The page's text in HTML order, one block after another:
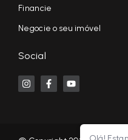
Financie
Negocie o seu imóvel
Social